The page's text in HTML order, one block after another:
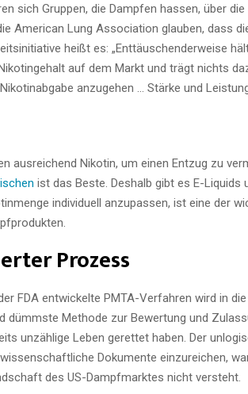
sich Gruppen, die Dampfen hassen, über
American Lung Association glauben, dass
heißt es: „Enttäuschenderweise
auf dem Markt und trägt nichts
anzugehen … Stärke und
ausreichend Nikotin, um einen Entzug zu
ist das Beste. Deshalb gibt es E-Liquids
individuell anzupassen, ist eine der
Prozess
FDA entwickelte PMTA-Verfahren wird in
dümmste Methode zur Bewertung und
unzählige Leben gerettet haben. Der
Dokumente einzureichen,
des US-Dampfmarktes nicht versteht.